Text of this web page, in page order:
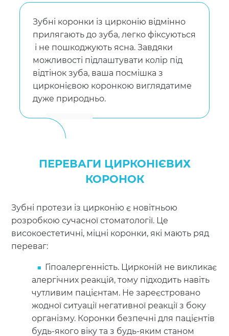
Зубні коронки із цирконію відмінно
прилягають до зуба, легко фіксуються
і не пошкоджують ясна. Завдяки
можливості підлаштувати колір під
відтінок зуба, ваша посмішка з
цирконієвою коронкою виглядатиме
дуже природньо.
ПЕРЕВАГИ ЦИРКОНІЄВИХ
КОРОНОК
Зубні протези із цирконію є новітньою
розробкою сучасної стоматології. Це
високоестетичні, міцні коронки, які мають ряд
переваг:
Гіпоалергенність. Цирконій не викликає
алергічних реакцій, тому підходить навіть
чутливим пацієнтам. Не зареєстровано
жодної ситуації негативної реакції з боку
організму. Коронки безпечні для пацієнтів
будь-якого віку та з будь-яким станом